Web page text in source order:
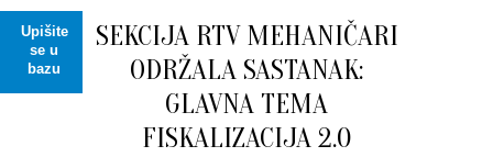
Upišite
se u
bazu
SEKCIJA RTV MEHANIČARI
ODRŽALA SASTANAK:
GLAVNA TEMA
FISKALIZACIJA 2.0